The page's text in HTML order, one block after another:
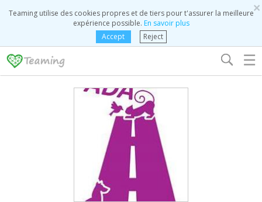
×
Teaming utilise des cookies propres et de tiers pour t'assurer la meilleure
expérience possible. En savoir plus
Accept
Reject
☰